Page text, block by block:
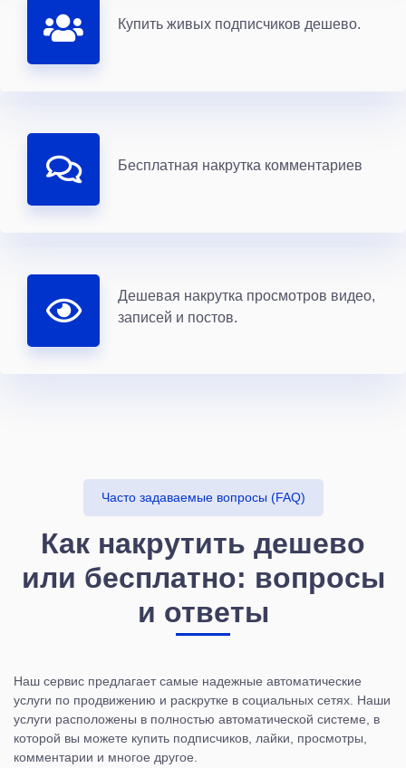
Купить живых подписчиков дешево.
Бесплатная накрутка комментариев
Дешевая накрутка просмотров видео,
записей и постов.
Часто задаваемые вопросы (FAQ)
Как накрутить дешево
или бесплатно: вопросы
и ответы
Наш сервис предлагает самые надежные автоматические
услуги по продвижению и раскрутке в социальных сетях. Наши
услуги расположены в полностью автоматической системе, в
которой вы можете купить подписчиков, лайки, просмотры,
комментарии и многое другое.